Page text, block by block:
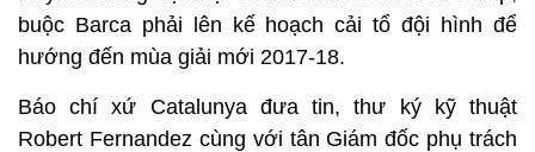
buộc Barca phải lên kế hoạch cải tổ đội hình để
hướng đến mùa giải mới 2017-18.
Báo chí xứ Catalunya đưa tin, thư ký kỹ thuật
Robert Fernandez cùng với tân Giám đốc phụ trách